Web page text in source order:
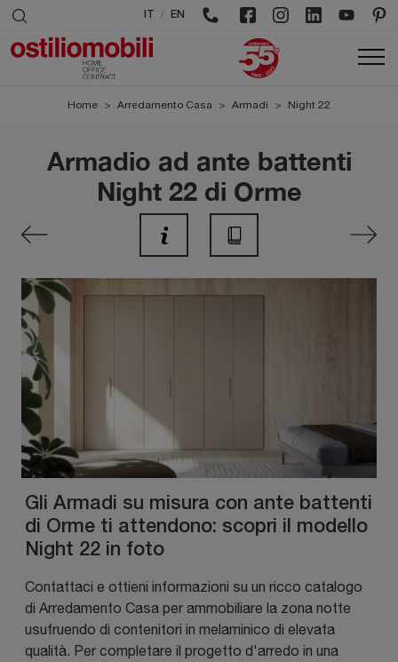
/ EN
Home > Arredamento Casa > Armadi > Night 22
Armadio ad ante battenti
Night 22 di Orme
Gli Armadi su misura con ante battenti
di Orme ti attendono: scopri il modello
Night 22 in foto
Contattaci e ottieni informazioni su un ricco catalogo
di Arredamento Casa per ammobiliare la zona notte
usufruendo di contenitori in melaminico di elevata
qualità. Per completare il progetto d'arredo in una